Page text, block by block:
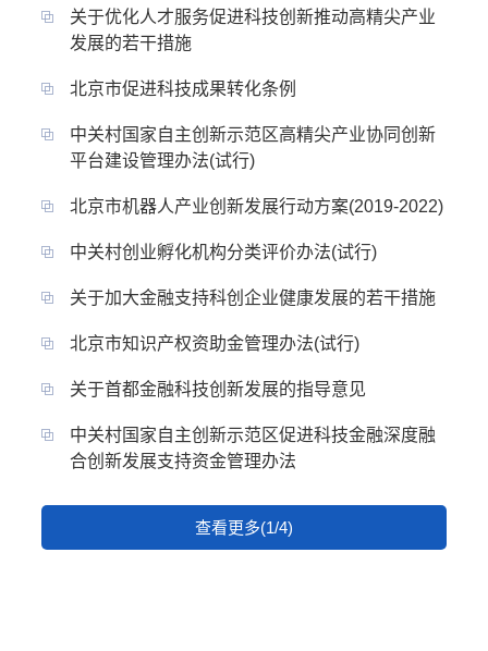
关于优化人才服务促进科技创新推动高精尖产业
发展的若干措施
北京市促进科技成果转化条例
中关村国家自主创新示范区高精尖产业协同创新
平台建设管理办法(试行)
北京市机器人产业创新发展行动方案(2019-2022)
中关村创业孵化机构分类评价办法(试行)
关于加大金融支持科创企业健康发展的若干措施
北京市知识产权资助金管理办法(试行)
关于首都金融科技创新发展的指导意见
中关村国家自主创新示范区促进科技金融深度融
合创新发展支持资金管理办法
查看更多(1/4)